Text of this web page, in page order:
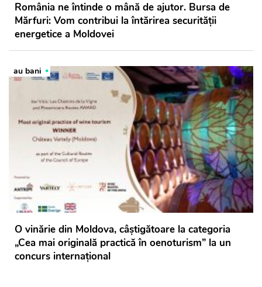
România ne întinde o mână de ajutor. Bursa de
Mărfuri: Vom contribui la întărirea securității
energetice a Moldovei
au bani
O vinărie din Moldova, câștigătoare la categoria
„Cea mai originală practică în oenoturism” la un
concurs internațional